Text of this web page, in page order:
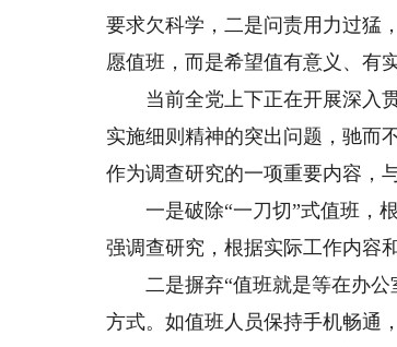
要求欠科学，二是问责用力过猛
愿值班，而是希望值有意义、有
当前全党上下正在开展深入贯
实施细则精神的突出问题，驰而
作为调查研究的一项重要内容，
一是破除“一刀切”式值班，根
强调查研究，根据实际工作内容
二是摒弃“值班就是等在办公
方式。如值班人员保持手机畅通